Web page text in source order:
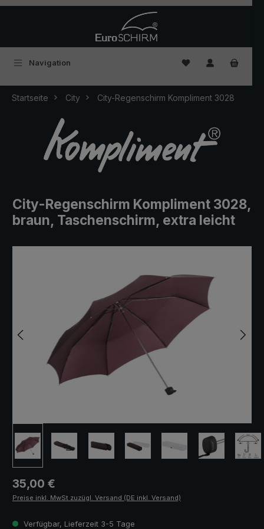
Navigation Du hast 0
Startseite City City-Regenschirm Kompliment 3028
City-Regenschirm Kompliment 3028,
braun, Taschenschirm, extra leicht
Regulärer Preis:
35,00 €
Preise inkl. MwSt zuzügl. Versand (DE inkl. Versand)
Verfügbar, Lieferzeit 3-5 Tage